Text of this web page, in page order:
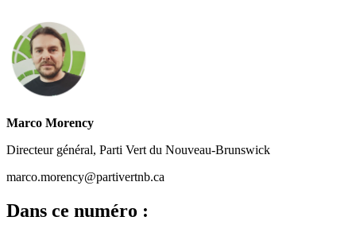
Marco Morency
Directeur général, Parti Vert du Nouveau-Brunswick
marco.morency@partivertnb.ca
Dans ce numéro :